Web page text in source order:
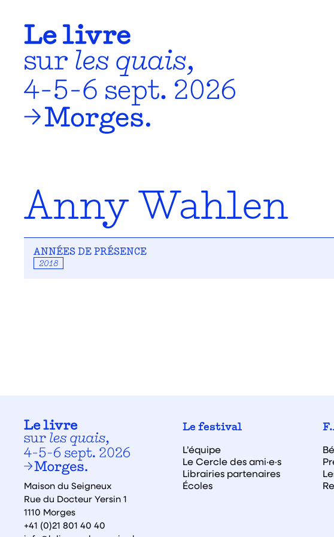
Anny Wahlen
ANNÉES DE PRÉSENCE
2018
Maison du Seigneux
Rue du Docteur Yersin 1
1110 Morges
+41 (0)21 801 40 40
Le festival
L’équipe
Le Cercle des ami·e·s
Librairies partenaires
Écoles